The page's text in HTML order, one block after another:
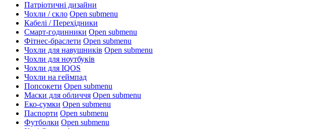
Патріотичні дизайни
Чохли / скло Open submenu
Кабелі / Перехідники
Смарт-годинники Open submenu
Фітнес-браслети Open submenu
Чохли для навушників Open submenu
Чохли для ноутбуків
Чохли для IQOS
Чохли на геймпад
Попсокети Open submenu
Маски для обличчя Open submenu
Еко-сумки Open submenu
Паспорти Open submenu
Футболки Open submenu